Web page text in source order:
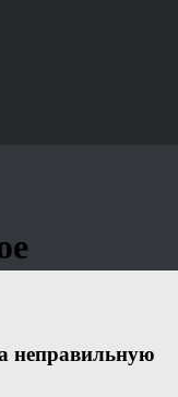
неправильную